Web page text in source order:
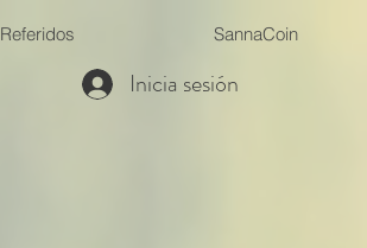
Referidos SannaCoin
Inicia sesión